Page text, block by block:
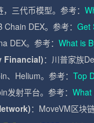
三代币模型。参考：
Chain DEX。参考： Get
DEX。参考： What is
Financial)：川普家族
、Helium。参考： Top
发射平台。参考： What
：MoveVM区块